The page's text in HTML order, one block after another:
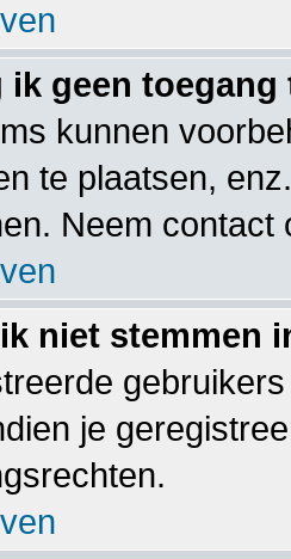
ik geen
kunnen
te plaatsen,
Neem contact
niet stemmen
je